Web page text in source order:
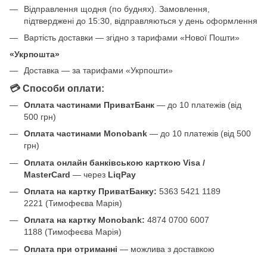
Відправлення щодня (по буднях). Замовлення,
підтверджені до 15:30, відправляються у день оформлення
Вартість доставки — згідно з тарифами «Нової Пошти»
«Укрпошта»
Доставка — за тарифами «Укрпошти»
💳 Способи оплати:
Оплата частинами ПриватБанк — до 10 платежів (від
500 грн)
Оплата частинами Monobank — до 10 платежів (від 500
грн)
Оплата онлайн банківською карткою Visa /
MasterCard — через LiqPay
Оплата на картку ПриватБанку: 5363 5421 1189
2221 (Тимофеєва Марія)
Оплата на картку Monobank: 4874 0700 6007
1188 (Тимофеєва Марія)
Оплата при отриманні — можлива з доставкою